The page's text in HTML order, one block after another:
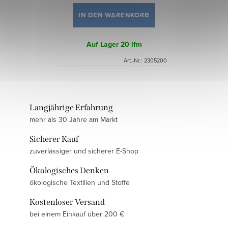
IN DEN WARENKORB
Auf Lager20 lfm
Art.-Nr.: 2305200
Langjährige Erfahrung
mehr als 30 Jahre am Markt
Sicherer Kauf
zuverlässiger und sicherer E-Shop
Ökologisches Denken
ökologische Textilien und Stoffe
Kostenloser Versand
bei einem Einkauf über 200 €